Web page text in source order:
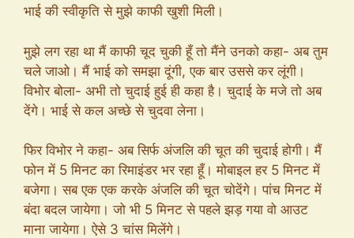
भाई की स्वीकृति से मुझे काफी खुशी मिली।
मुझे लग रहा था मैं काफी चूद चुकी हूँ तो मैंने उनको कहा- अब तुम
चले जाओ। मैं भाई को समझा दूंगी, एक बार उससे कर लूंगी।
विभोर बोला- अभी तो चुदाई हुई ही कहा है। चुदाई के मजे तो अब
देंगे। भाई से कल अच्छे से चुदवा लेना।
फिर विभोर ने कहा- अब सिर्फ अंजलि की चूत की चुदाई होगी। मैं
फोन में 5 मिनट का रिमाइंडर भर रहा हूँ। मोबाइल हर 5 मिनट में
बजेगा। सब एक एक करके अंजलि की चूत चोदेंगे। पांच मिनट में
बंदा बदल जायेगा। जो भी 5 मिनट से पहले झड़ गया वो आउट
माना जायेगा। ऐसे 3 चांस मिलेंगे।